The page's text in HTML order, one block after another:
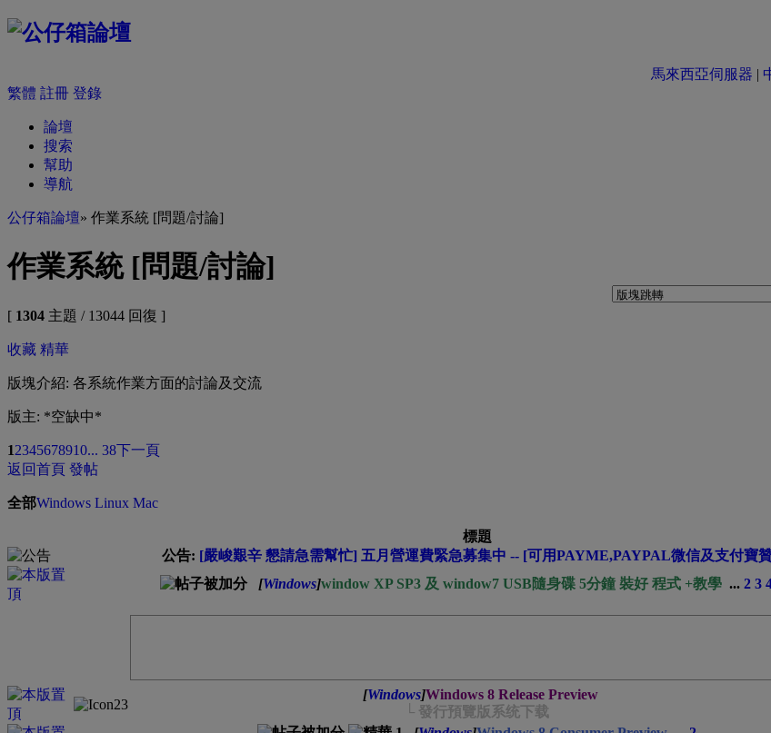
馬來西亞伺服器 |
繁體 註冊 登錄
論壇
搜索
幫助
導航
公仔箱論壇» 作業系統 [問題/討論]
作業系統 [問題/討論]
[ 1304 主題 / 13044 回復 ]
收藏 精華
版塊介紹: 各系統作業方面的討論及交流
版主: *空缺中*
12345678910... 38下一頁
返回首頁 發帖
全部Windows Linux Mac
標題
公告: [嚴峻艱辛 懇請急需幫忙] 五月營運費緊急募集中 -- [可用PAYME,PAYPAL微信及支付寶
[Windows]window XP SP3 及 window7 USB隨身碟 5分鐘 裝好 程式 +教學 ... 2 3
[Windows]Windows 8 Release Preview
└ 發行預覽版系统下载